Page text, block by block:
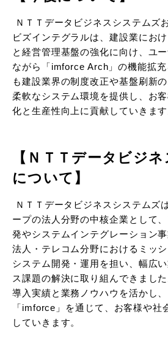
ＮＴＴデータビジネスシステムズ
ビズインテグラルは、建設業にお
と経営管理基盤の強化に向け、ユ
ながら「imforce Arch」の機能拡
も建設業界の制度改正や基盤刷新
柔軟なシステム環境を提供し、お
化と生産性向上に貢献していきます
【ＮＴＴデータビジ
について】
ＮＴＴデータビジネスシステムズ
ープの法人分野の中核企業として
発やシステムインテグレーション
法人・テレコム分野におけるミッ
システム開発・運用を担い、幅広
ス課題の解決に取り組んできまし
導入実績と業務ノウハウを活かし
「imforce」を通じて、お客様や社
していきます。